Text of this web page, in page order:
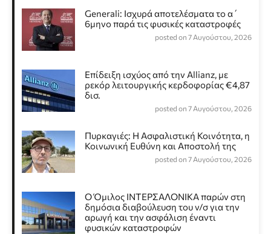
Generali: Ισχυρά αποτελέσματα το α΄
6μηνο παρά τις φυσικές καταστροφές
posted on 7 Αυγούστου, 2026
Επίδειξη ισχύος από την Allianz, με
ρεκόρ λειτουργικής κερδοφορίας €4,87
δισ.
posted on 7 Αυγούστου, 2026
Πυρκαγιές: Η Ασφαλιστική Κοινότητα, η
Κοινωνική Ευθύνη και Αποστολή της
posted on 7 Αυγούστου, 2026
Ο Όμιλος ΙΝΤΕΡΣΑΛΟΝΙΚΑ παρών στη
δημόσια διαβούλευση του ν/σ για την
αρωγή και την ασφάλιση έναντι
φυσικών καταστροφών